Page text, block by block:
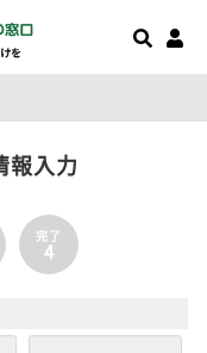
報入力
完了
4